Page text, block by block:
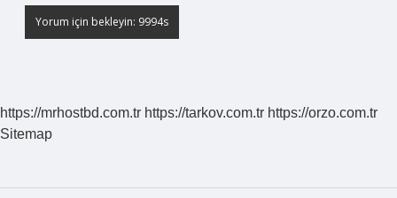
https://mrhostbd.com.tr https://tarkov.com.tr https://orzo.com.tr
Sitemap